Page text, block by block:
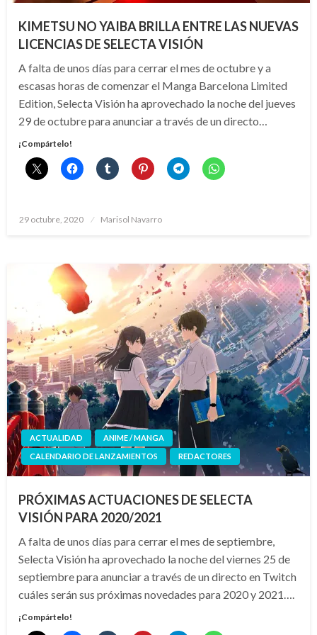
KIMETSU NO YAIBA BRILLA ENTRE LAS NUEVAS
LICENCIAS DE SELECTA VISIÓN
A falta de unos días para cerrar el mes de octubre y a
escasas horas de comenzar el Manga Barcelona Limited
Edition, Selecta Visión ha aprovechado la noche del jueves
29 de octubre para anunciar a través de un directo…
¡Compártelo!
Publicado
29 octubre, 2020 Marisol Navarro
ACTUALIDAD
ANIME / MANGA
CALENDARIO DE LANZAMIENTOS
REDACTORES
PRÓXIMAS ACTUACIONES DE SELECTA
VISIÓN PARA 2020/2021
A falta de unos días para cerrar el mes de septiembre,
Selecta Visión ha aprovechado la noche del viernes 25 de
septiembre para anunciar a través de un directo en Twitch
cuáles serán sus próximas novedades para 2020 y 2021….
¡Compártelo!